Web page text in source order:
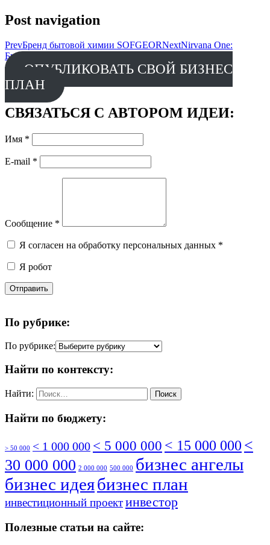
Post navigation
PrevБренд бытовой химии SOFGEORNextNirvana One:
Биохакинг и велнес-технологии
ОПУБЛИКОВАТЬ СВОЙ БИЗНЕС
ПЛАН
СВЯЗАТЬСЯ С АВТОРОМ ИДЕИ:
Имя *
E-mail *
Сообщение *
Я согласен на обработку персональных данных *
Я робот
Отправить
По рубрике:
По рубрике:
Найти по контексту:
Найти:
Найти по бюджету:
> 50 000 < 1 000 000 < 5 000 000 < 15 000 000 <
30 000 000 2 000 000 500 000 бизнес ангелы
бизнес идеябизнес план
инвестиционный проект инвестор
Полезные статьи на сайте: